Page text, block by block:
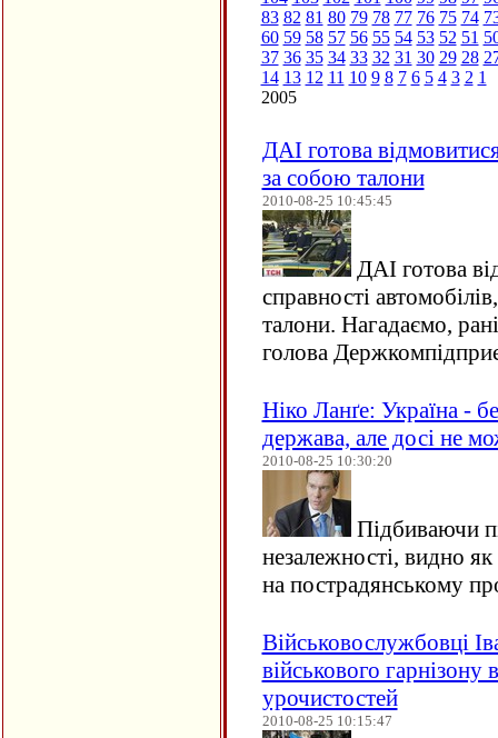
83 82 81 80 79 78 77 76 75 74
60 59 58 57 56 55 54 53 52 51
37 36 35 34 33 32 31 30 29 28
14 13 12 11 10 9 8 7 6 5 4 3 2 1
2005
ДАІ готова
за собою талони
2010-08-25 10:45:45
ДАІ готова
справності
талони. Нагадаємо,
голова
Ніко Ланґе: Україна -
держава, але досі не
2010-08-25 10:30:20
Підбиваючи
незалежності, видно як
на пострадянському
Військовослужбовці
військового гарнізону
урочистостей
2010-08-25 10:15:47